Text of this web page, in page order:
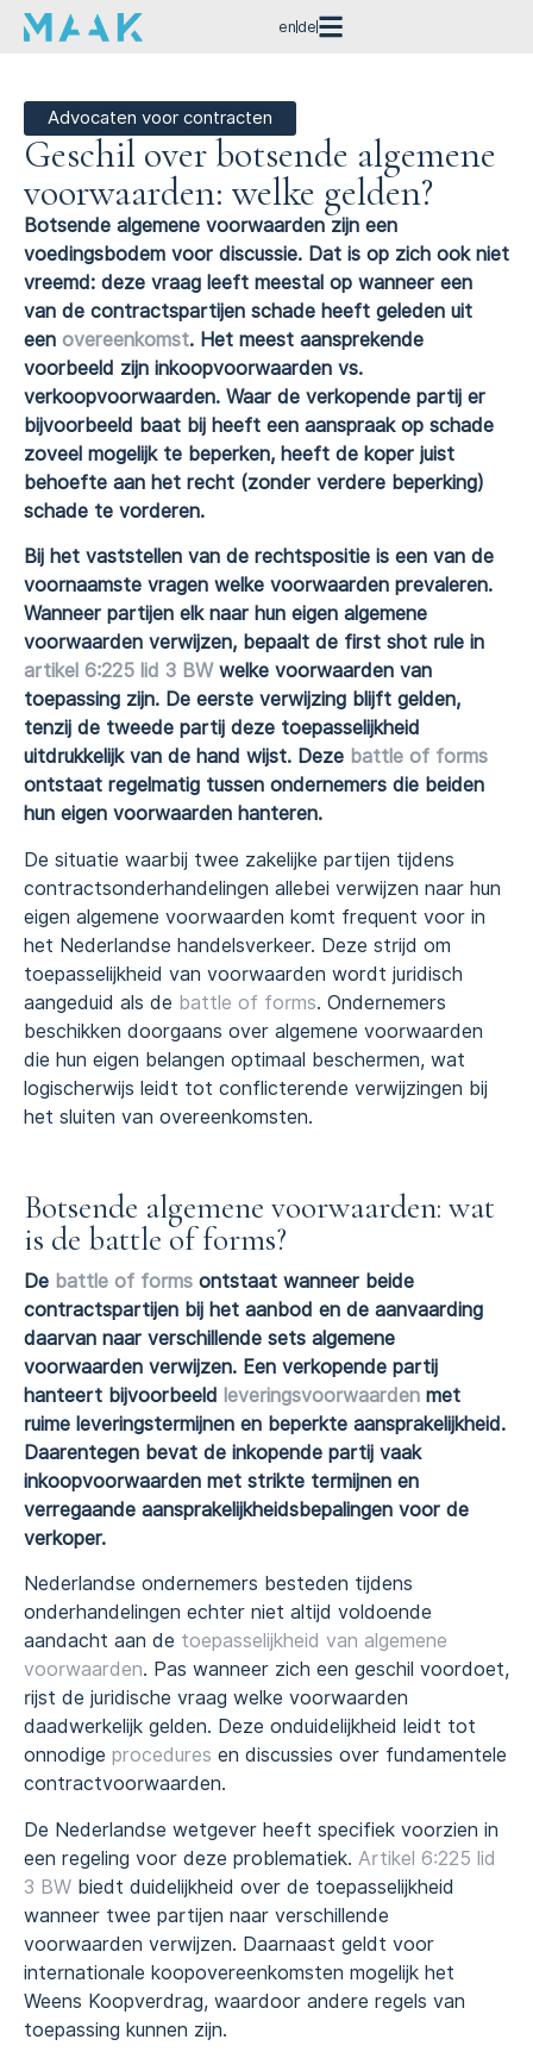
en de
Advocaten voor contracten
Geschil over botsende algemene
voorwaarden: welke gelden?
Botsende algemene voorwaarden zijn een
voedingsbodem voor discussie. Dat is op zich ook niet
vreemd: deze vraag leeft meestal op wanneer een
van de contractspartijen schade heeft geleden uit
een overeenkomst. Het meest aansprekende
voorbeeld zijn inkoopvoorwaarden vs.
verkoopvoorwaarden. Waar de verkopende partij er
bijvoorbeeld baat bij heeft een aanspraak op schade
zoveel mogelijk te beperken, heeft de koper juist
behoefte aan het recht (zonder verdere beperking)
schade te vorderen.
Bij het vaststellen van de rechtspositie is een van de
voornaamste vragen welke voorwaarden prevaleren.
Wanneer partijen elk naar hun eigen algemene
voorwaarden verwijzen, bepaalt de first shot rule in
artikel 6:225 lid 3 BWwelke voorwaarden van
toepassing zijn. De eerste verwijzing blijft gelden,
tenzij de tweede partij deze toepasselijkheid
uitdrukkelijk van de hand wijst. Deze battle of forms
ontstaat regelmatig tussen ondernemers die beiden
hun eigen voorwaarden hanteren.
De situatie waarbij twee zakelijke partijen tijdens
contractsonderhandelingen allebei verwijzen naar hun
eigen algemene voorwaarden komt frequent voor in
het Nederlandse handelsverkeer. Deze strijd om
toepasselijkheid van voorwaarden wordt juridisch
aangeduid als de battle of forms. Ondernemers
beschikken doorgaans over algemene voorwaarden
die hun eigen belangen optimaal beschermen, wat
logischerwijs leidt tot conflicterende verwijzingen bij
het sluiten van overeenkomsten.
Botsende algemene voorwaarden: wat
is de battle of forms?
De battle of forms ontstaat wanneer beide
contractspartijen bij het aanbod en de aanvaarding
daarvan naar verschillende sets algemene
voorwaarden verwijzen. Een verkopende partij
hanteert bijvoorbeeld leveringsvoorwaarden met
ruime leveringstermijnen en beperkte aansprakelijkheid.
Daarentegen bevat de inkopende partij vaak
inkoopvoorwaarden met strikte termijnen en
verregaande aansprakelijkheidsbepalingen voor de
verkoper.
Nederlandse ondernemers besteden tijdens
onderhandelingen echter niet altijd voldoende
aandacht aan de toepasselijkheid van algemene
voorwaarden. Pas wanneer zich een geschil voordoet,
rijst de juridische vraag welke voorwaarden
daadwerkelijk gelden. Deze onduidelijkheid leidt tot
onnodige procedures en discussies over fundamentele
contractvoorwaarden.
De Nederlandse wetgever heeft specifiek voorzien in
een regeling voor deze problematiek. Artikel 6:225 lid
3 BW biedt duidelijkheid over de toepasselijkheid
wanneer twee partijen naar verschillende
voorwaarden verwijzen. Daarnaast geldt voor
internationale koopovereenkomsten mogelijk het
Weens Koopverdrag, waardoor andere regels van
toepassing kunnen zijn.